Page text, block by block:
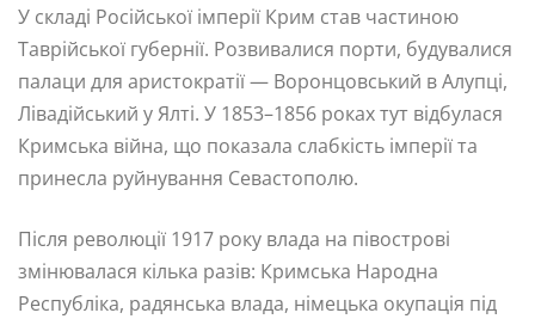
У складі Російської імперії Крим став частиною
Таврійської губернії. Розвивалися порти, будувалися
палаци для аристократії — Воронцовський в Алупці,
Лівадійський у Ялті. У 1853–1856 роках тут відбулася
Кримська війна, що показала слабкість імперії та
принесла руйнування Севастополю.
Після революції 1917 року влада на півострові
змінювалася кілька разів: Кримська Народна
Республіка, радянська влада, німецька окупація під